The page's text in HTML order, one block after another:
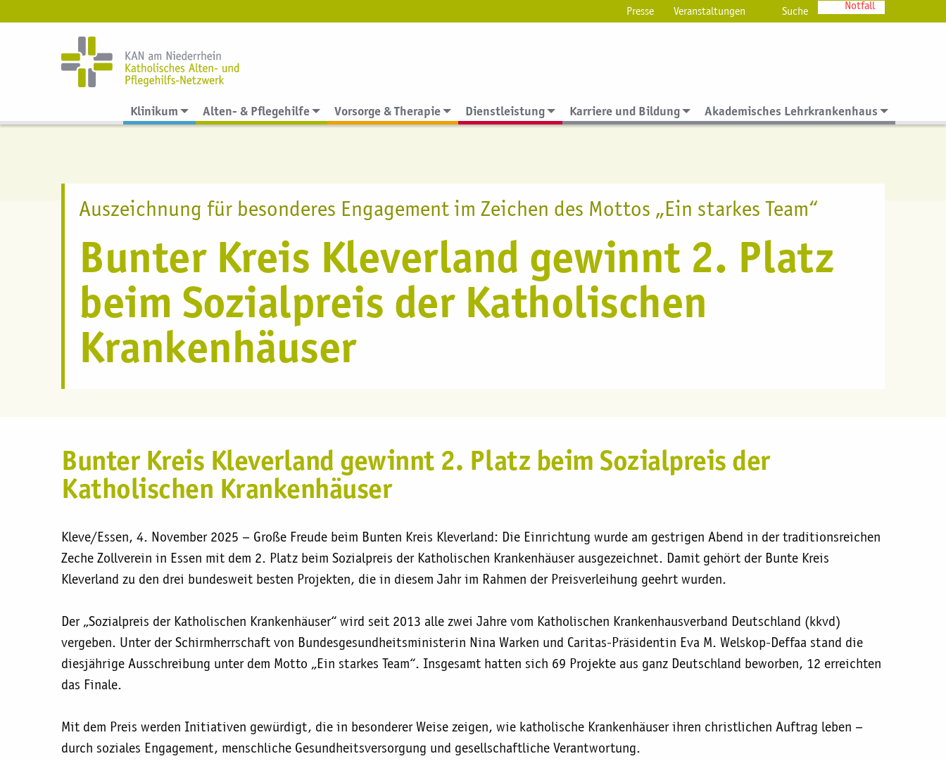
Presse Veranstaltungen Suche Notfall
Klinikum Alten- & Pflegehilfe Vorsorge & Therapie Dienstleistung Karriere und Bildung Akademisches Lehrkrankenhaus
Auszeichnung für besonderes Engagement im Zeichen des Mottos „Ein starkes Team“
Bunter Kreis Kleverland gewinnt 2. Platz
beim Sozialpreis der Katholischen
Krankenhäuser
Bunter Kreis Kleverland gewinnt 2. Platz beim Sozialpreis der
Katholischen Krankenhäuser
Kleve/Essen, 4. November 2025 – Große Freude beim Bunten Kreis Kleverland: Die Einrichtung wurde am gestrigen Abend in der traditionsreichen
Zeche Zollverein in Essen mit dem 2. Platz beim Sozialpreis der Katholischen Krankenhäuser ausgezeichnet. Damit gehört der Bunte Kreis
Kleverland zu den drei bundesweit besten Projekten, die in diesem Jahr im Rahmen der Preisverleihung geehrt wurden.
Der „Sozialpreis der Katholischen Krankenhäuser“ wird seit 2013 alle zwei Jahre vom Katholischen Krankenhausverband Deutschland (kkvd)
vergeben. Unter der Schirmherrschaft von Bundesgesundheitsministerin Nina Warken und Caritas-Präsidentin Eva M. Welskop-Deffaa stand die
diesjährige Ausschreibung unter dem Motto „Ein starkes Team“. Insgesamt hatten sich 69 Projekte aus ganz Deutschland beworben, 12 erreichten
das Finale.
Mit dem Preis werden Initiativen gewürdigt, die in besonderer Weise zeigen, wie katholische Krankenhäuser ihren christlichen Auftrag leben –
durch soziales Engagement, menschliche Gesundheitsversorgung und gesellschaftliche Verantwortung.